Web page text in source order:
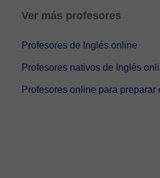
Ver más profesores
Profesores de Inglés online
Profesores nativos de Inglés
Profesores online para preparar